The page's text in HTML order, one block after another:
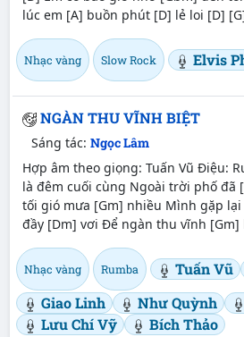
lúc em [A] buồn phút [D] lẻ loi [D]
Nhạc vàng Slow Rock Elvis
NGÀN THU VĨNH BIỆT
Sáng tác: Ngọc Lâm
Hợp âm theo giọng: Tuấn Vũ Điệu:
là đêm cuối cùng Ngoài trời phố đã
tối gió mưa [Gm] nhiều Mình gặp
đầy [Dm] vơi Để ngàn thu vĩnh [Gm]
Nhạc vàng Rumba Tuấn Vũ
Giao Linh
Như Quỳnh
Lưu Chí Vỹ
Bích Thảo